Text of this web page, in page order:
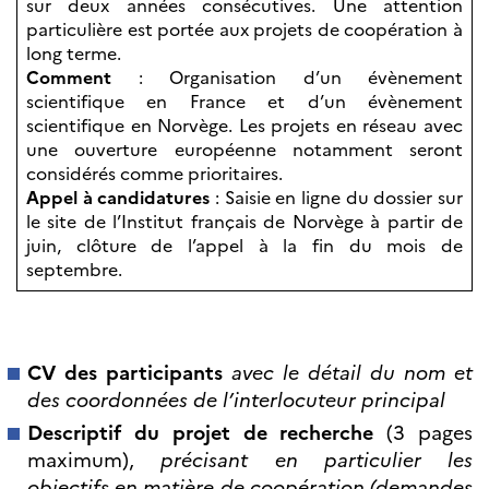
Bourse d’études
French+Sciences
Témoignages
Institutionnels
France Alumni
SCIENCE ET
RECHERCHE
Programmes de
coopération
Åsgard
Bourses
Arctic Frontiers
Prix FINA
France Excellence
Research
Programme
particulière est portée aux projets de coopération à
long terme.
Comment : Organisation d’un évènement
scientifique en France et d’un évènement
scientifique en Norvège. Les projets en réseau avec
une ouverture européenne notamment seront
considérés comme prioritaires.
Appel à candidatures : Saisie en ligne du dossier sur
le site de l’Institut français de Norvège à partir de
juin, clôture de l’appel à la fin du mois de
septembre.
CV des participants avec le détail du nom et
des coordonnées de l’interlocuteur principal
Descriptif du projet de recherche (3 pages
maximum),précisant en particulier les